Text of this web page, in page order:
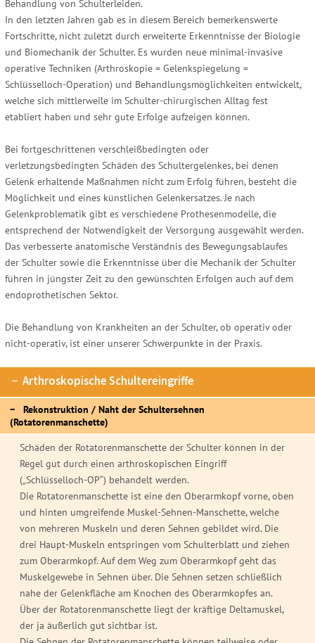
Behandlung von Schulterleiden.
In den letzten Jahren gab es in diesem Bereich bemerkenswerte
Fortschritte, nicht zuletzt durch erweiterte Erkenntnisse der Biologie
und Biomechanik der Schulter. Es wurden neue minimal-invasive
operative Techniken (Arthroskopie = Gelenkspiegelung =
Schlüsselloch-Operation) und Behandlungsmöglichkeiten entwickelt,
welche sich mittlerweile im Schulter-chirurgischen Alltag fest
etabliert haben und sehr gute Erfolge aufzeigen können.
Bei fortgeschrittenen verschleißbedingten oder
verletzungsbedingten Schäden des Schultergelenkes, bei denen
Gelenk erhaltende Maßnahmen nicht zum Erfolg führen, besteht die
Möglichkeit und eines künstlichen Gelenkersatzes. Je nach
Gelenkproblematik gibt es verschiedene Prothesenmodelle, die
entsprechend der Notwendigkeit der Versorgung ausgewählt werden.
Das verbesserte anatomische Verständnis des Bewegungsablaufes
der Schulter sowie die Erkenntnisse über die Mechanik der Schulter
führen in jüngster Zeit zu den gewünschten Erfolgen auch auf dem
endoprothetischen Sektor.
Die Behandlung von Krankheiten an der Schulter, ob operativ oder
nicht-operativ, ist einer unserer Schwerpunkte in der Praxis.
Arthroskopische Schultereingriffe
Rekonstruktion / Naht der Schultersehnen
(Rotatorenmanschette)
Schäden der Rotatorenmanschette der Schulter können in der
Regel gut durch einen arthroskopischen Eingriff
(„Schlüsselloch-OP“) behandelt werden.
Die Rotatorenmanschette ist eine den Oberarmkopf vorne, oben
und hinten umgreifende Muskel-Sehnen-Manschette, welche
von mehreren Muskeln und deren Sehnen gebildet wird. Die
drei Haupt-Muskeln entspringen vom Schulterblatt und ziehen
zum Oberarmkopf. Auf dem Weg zum Oberarmkopf geht das
Muskelgewebe in Sehnen über. Die Sehnen setzen schließlich
nahe der Gelenkfläche am Knochen des Oberarmkopfes an.
Über der Rotatorenmanschette liegt der kräftige Deltamuskel,
der ja äußerlich gut sichtbar ist.